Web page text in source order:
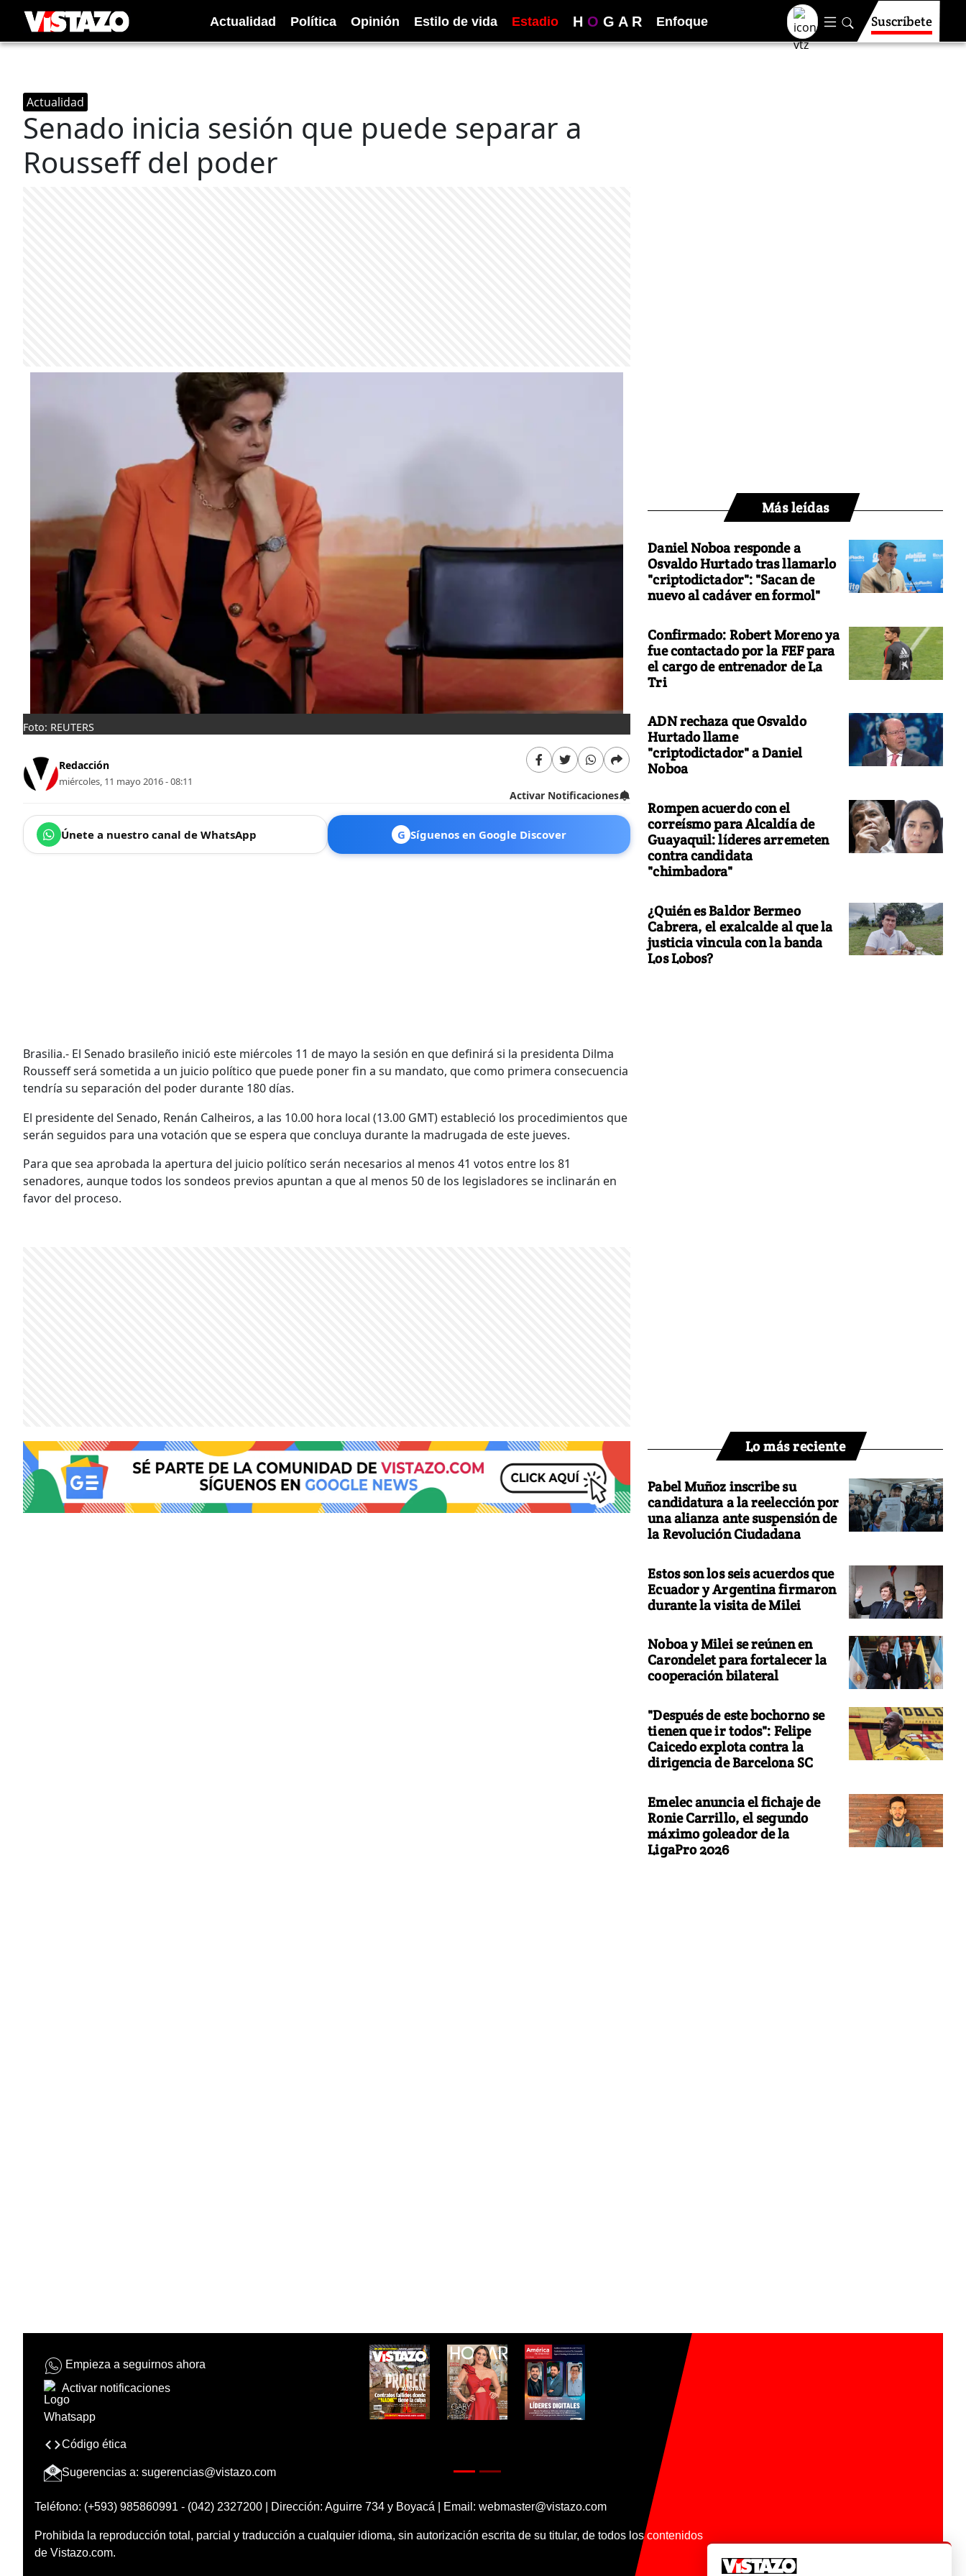
Actualidad Política Opinión Estilo de vida Estadio H O G A R Enfoque Suscríbete
Actualidad
Senado inicia sesión que puede separar a
Rousseff del poder
Foto: REUTERS
Redacción
miércoles, 11 mayo 2016 - 08:11
Activar Notificaciones
Únete a nuestro canal de WhatsApp G Síguenos en Google Discover
Brasilia.- El Senado brasileño inició este miércoles 11 de mayo la sesión en que definirá si la presidenta Dilma
Rousseff será sometida a un juicio político que puede poner fin a su mandato, que como primera consecuencia
tendría su separación del poder durante 180 días.
El presidente del Senado, Renán Calheiros, a las 10.00 hora local (13.00 GMT) estableció los procedimientos que
serán seguidos para una votación que se espera que concluya durante la madrugada de este jueves.
Para que sea aprobada la apertura del juicio político serán necesarios al menos 41 votos entre los 81
senadores, aunque todos los sondeos previos apuntan a que al menos 50 de los legisladores se inclinarán en
favor del proceso.
Más leídas
Daniel Noboa responde a
Osvaldo Hurtado tras llamarlo
"criptodictador": "Sacan de
nuevo al cadáver en formol"
Confirmado: Robert Moreno ya
fue contactado por la FEF para
el cargo de entrenador de La
Tri
ADN rechaza que Osvaldo
Hurtado llame
"criptodictador" a Daniel
Noboa
Rompen acuerdo con el
correísmo para Alcaldía de
Guayaquil: líderes arremeten
contra candidata
"chimbadora"
¿Quién es Baldor Bermeo
Cabrera, el exalcalde al que la
justicia vincula con la banda
Los Lobos?
Lo más reciente
Pabel Muñoz inscribe su
candidatura a la reelección por
una alianza ante suspensión de
la Revolución Ciudadana
Estos son los seis acuerdos que
Ecuador y Argentina firmaron
durante la visita de Milei
Noboa y Milei se reúnen en
Carondelet para fortalecer la
cooperación bilateral
"Después de este bochorno se
tienen que ir todos": Felipe
Caicedo explota contra la
dirigencia de Barcelona SC
Emelec anuncia el fichaje de
Ronie Carrillo, el segundo
máximo goleador de la
LigaPro 2026
Empieza a seguirnos ahora
Activar notificaciones
Código ética
Sugerencias a: sugerencias@vistazo.com
Teléfono: (+593) 985860991 - (042) 2327200 | Dirección: Aguirre 734 y Boyacá | Email: webmaster@vistazo.com
Prohibida la reproducción total, parcial y traducción a cualquier idioma, sin autorización escrita de su titular, de todos los contenidos
de Vistazo.com.